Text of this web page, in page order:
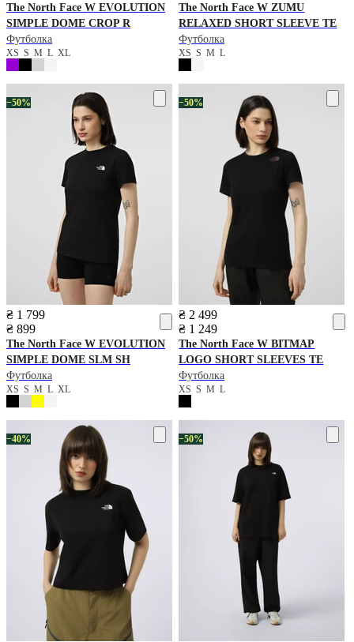
The North Face W EVOLUTION
SIMPLE DOME CROP R
Футболка
XS S M L XL
The North Face W ZUMU
RELAXED SHORT SLEEVE TE
Футболка
XSSML
−50%
₴ 1 799
₴ 899
The North Face W EVOLUTION
SIMPLE DOME SLM SH
Футболка
XS S M L XL
−50%
₴ 2 499
₴ 1 249
The North Face W BITMAP
LOGO SHORT SLEEVES TE
Футболка
XSSML
−40% −50%